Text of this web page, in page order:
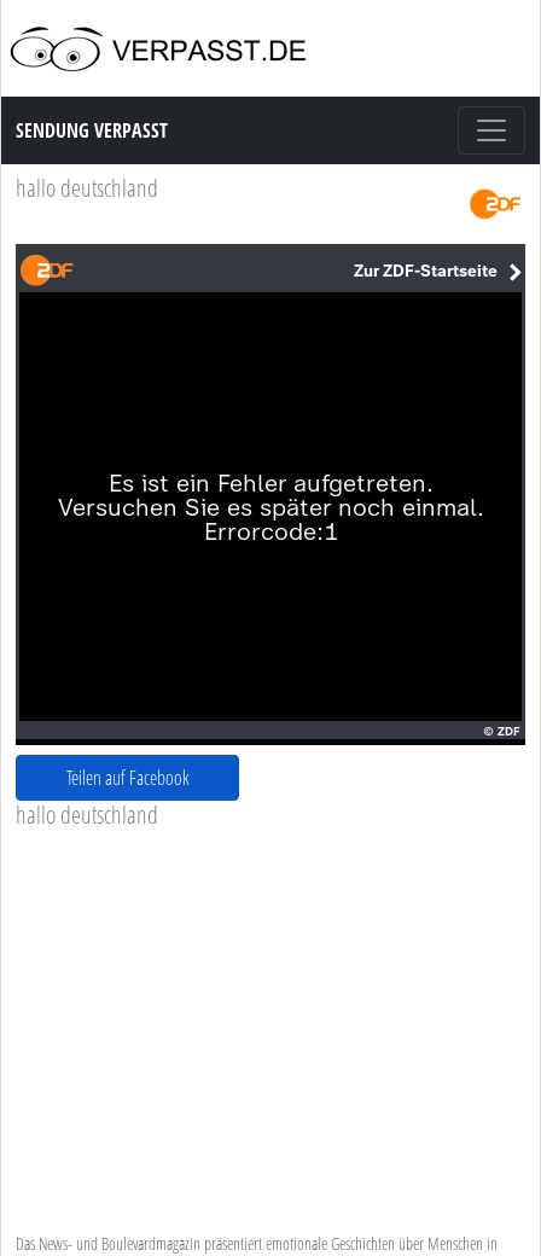
Sendung Verpasst
SENDUNG VERPASST
hallo deutschland
Teilen auf Facebook
hallo deutschland
Das News- und Boulevardmagazin präsentiert emotionale Geschichten über Menschen in